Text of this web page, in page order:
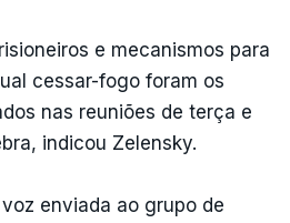
e mecanismos para
cessar-fogo foram os
nas reuniões de terça e
indicou Zelensky.
enviada ao grupo de